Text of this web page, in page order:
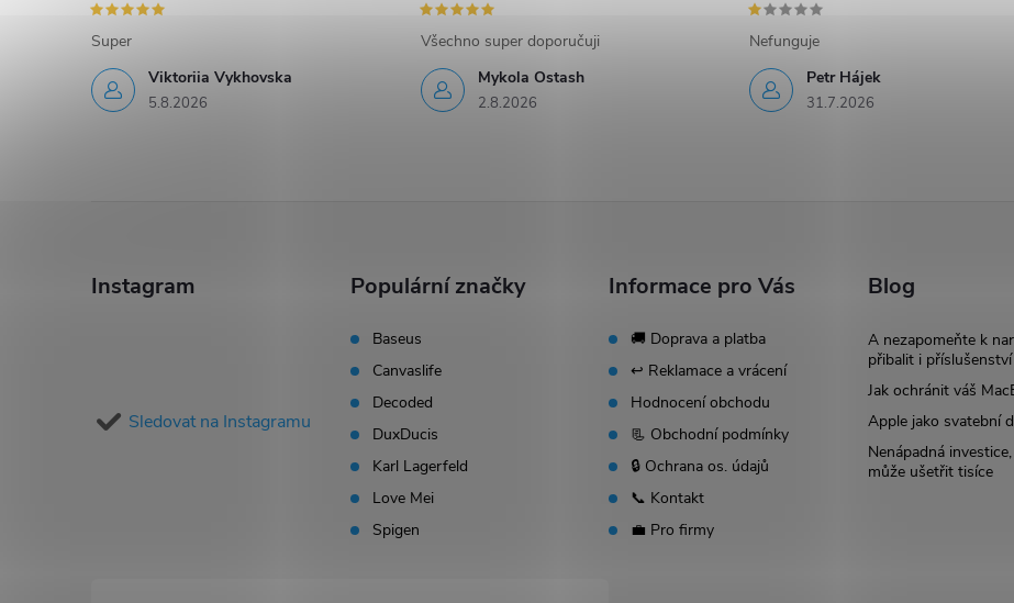
Viktoriia Vykhovska
5.8.2026
Super
Mykola Ostash
2.8.2026
Všechno super doporučuji
Petr Hájek
31.7.2026
Nefunguje
Instagram
Sledovat na Instagramu
Populární značky
Baseus
Canvaslife
Decoded
DuxDucis
Karl Lagerfeld
Love Mei
Spigen
Informace pro Vás
🚚 Doprava a platba
↩️ Reklamace a vrácení
Hodnocení obchodu
📃 Obchodní podmínky
🔒 Ochrana os. údajů
📞 Kontakt
💼 Pro firmy
Blog
A nezapomeňte k
přibalit i příslušenství
Jak ochránit váš
Apple jako svatební
Nenápadná
může ušetřit tisíce